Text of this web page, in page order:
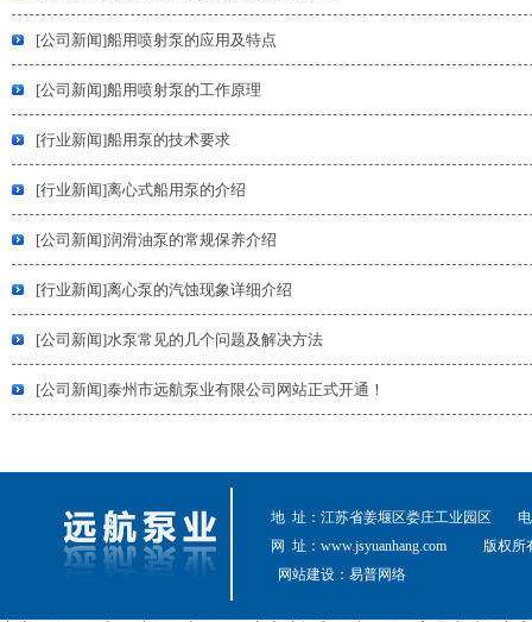
[公司新闻]船用喷射泵的应用及特点
[公司新闻]船用喷射泵的工作原理
[行业新闻]船用泵的技术要求
[行业新闻]离心式船用泵的介绍
[公司新闻]润滑油泵的常规保养介绍
[行业新闻]离心泵的汽蚀现象详细介绍
[公司新闻]水泵常见的几个问题及解决方法
[公司新闻]泰州市远航泵业有限公司网站正式开通！
地 址：江苏省姜堰区娄庄工业园区
网 址： www.jsyuanhang.com
版权所
网站建设： 易普网络